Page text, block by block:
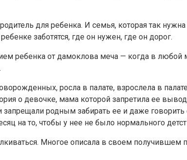
для ребенка. И семья, которая так
заботятся, где он нужен, где он дорог.
ребенка от дамоклова меча — когда в любой
росла в палате, взрослела в
о девочке, мама которой запретила ее
родным забирать ее и даже говорить
на то, чтобы у нее не было нормального
Многое описала в своем получившем